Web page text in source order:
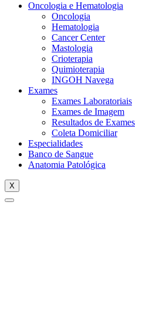
Oncologia e Hematologia
Oncologia
Hematologia
Cancer Center
Mastologia
Crioterapia
Quimioterapia
INGOH Navega
Exames
Exames Laboratoriais
Exames de Imagem
Resultados de Exames
Coleta Domiciliar
Especialidades
Banco de Sangue
Anatomia Patológica
X